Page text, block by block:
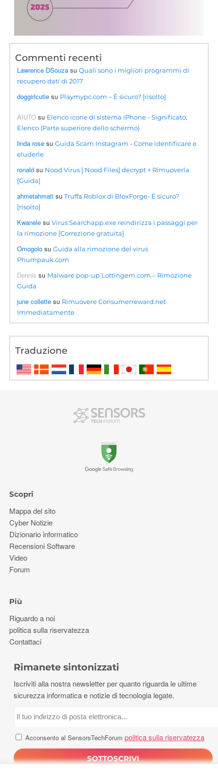
Commenti recenti
Lawrence DSouza suQuali sono i migliori programmi di
recupero dati di 2017
doggirlcutie su Playmypc.com – È sicuro? [risolto]
AIUTO su Elenco icone di sistema iPhone - Significato,
Elenco (Parte superiore dello schermo)
linda rose suGuida Scam Instagram - Come identificare e
eluderle
ronald su Nood Virus [.Nood Files] decrypt + Rimuoverla
[Guida]
ahmetahmati suTruffa Roblox di BloxForge- È sicuro?
[risolto]
Kwanele suVirus Searchapp.exe reindirizza i passaggi per
la rimozione [Correzione gratuita]
Omogolo suGuida alla rimozione del virus
Phumpauk.com
Dennis su Malware pop-up Lottingem.com – Rimozione
Guida
june collette su Rimuovere Consumerreward.net
Immediatamente
Traduzione
Scopri
Mappa del sito
Cyber ​​Notizie
Dizionario informatico
Recensioni Software
Video
Forum
Più
Riguardo a noi
politica sulla riservatezza
Contattaci
Rimanete sintonizzati
Iscriviti alla nostra newsletter per quanto riguarda le ultime
sicurezza informatica e notizie di tecnologia legate.
Acconsento al SensorsTechForum politica sulla riservatezza